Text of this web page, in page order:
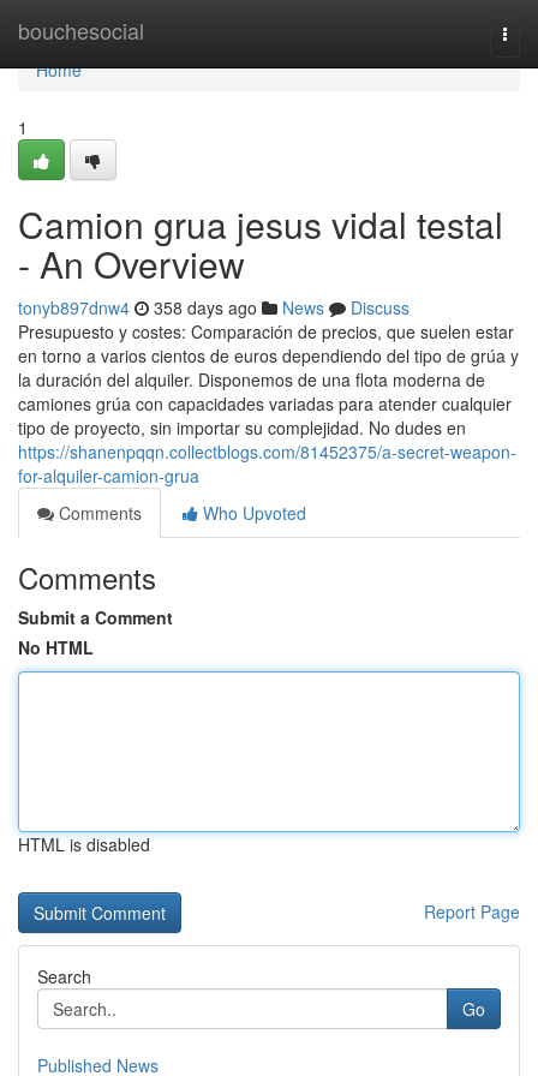
bouchesocial
Home
Home
1
Camion grua jesus vidal testal
- An Overview
tonyb897dnw4 358 days ago News
Discuss
Presupuesto y costes: Comparación de precios, que suelen estar
en torno a varios cientos de euros dependiendo del tipo de grúa y
la duración del alquiler. Disponemos de una flota moderna de
camiones grúa con capacidades variadas para atender cualquier
tipo de proyecto, sin importar su complejidad. No dudes en
https://shanenpqqn.collectblogs.com/81452375/a-secret-weapon-
for-alquiler-camion-grua
Comments
Who Upvoted
Comments
Submit a Comment
No HTML
HTML is disabled
Report Page
Search
Go
Published News